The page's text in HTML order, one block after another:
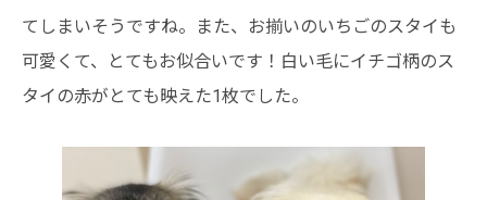
てしまいそうですね。また、お揃いのいちごのスタイも
可愛くて、とてもお似合いです！白い毛にイチゴ柄のス
タイの赤がとても映えた1枚でした。